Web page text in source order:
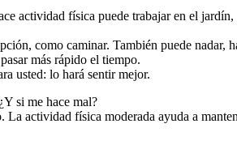
actividad física puede trabajar en el
como caminar. También puede nadar,
más rápido el tiempo.
usted: lo hará sentir mejor.
si me hace mal?
actividad física moderada ayuda a